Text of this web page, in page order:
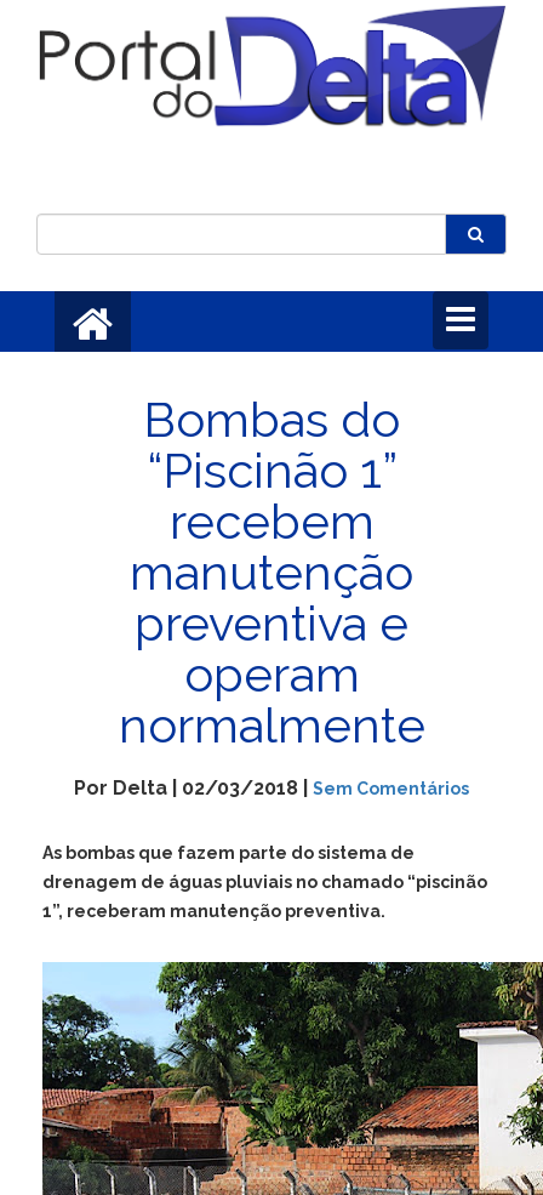
Toggle
navigation
Bombas do
“Piscinão 1”
recebem
manutenção
preventiva e
operam
normalmente
Por Delta | 02/03/2018 | Sem Comentários
As bombas que fazem parte do sistema de
drenagem de águas pluviais no chamado “piscinão
1”, receberam manutenção preventiva.